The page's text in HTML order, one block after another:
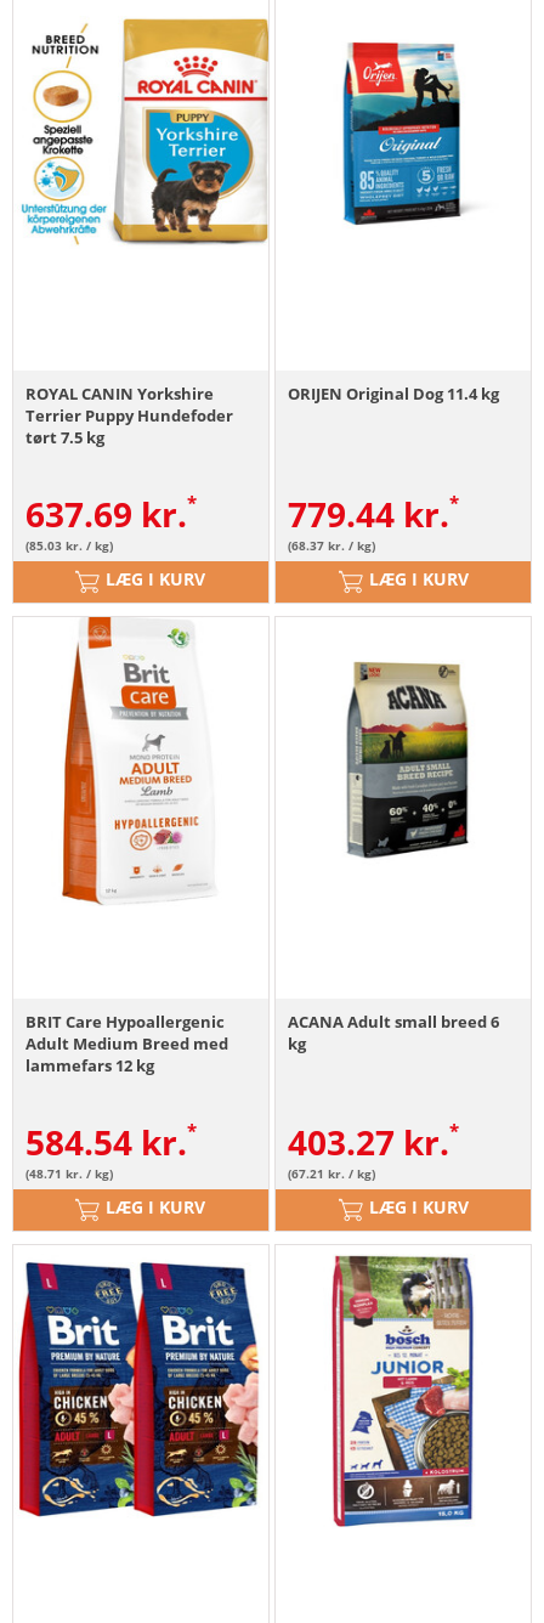
ROYAL CANIN Yorkshire
Terrier Puppy Hundefoder
tørt 7.5 kg
637.69 kr.
(85.03 kr. / kg)
LÆG I KURV
ORIJEN Original Dog 11.4 kg
779.44 kr.
(68.37 kr. / kg)
LÆG I KURV
BRIT Care Hypoallergenic
Adult Medium Breed med
lammefars 12 kg
584.54 kr.
(48.71 kr. / kg)
LÆG I KURV
ACANA Adult small breed 6
kg
403.27 kr.
(67.21 kr. / kg)
LÆG I KURV